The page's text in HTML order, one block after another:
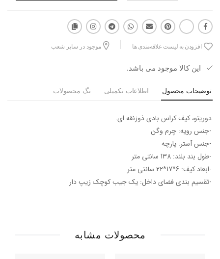
افزودن به لیست علاقه‌مندی ها موجود در سایر شعب
این کالا موجود می باشد.
توضیحات محصول اطلاعات تکمیلی تگ محصولات
دوریتو، کیف کراس بادی ذوزنقه ای.
-جنس رویه: چرم وگن
-جنس آستر: پارچه
-طول بند بلند: 138 سانتی متر
-ابعاد کیف: 6*17*22 سانتی متر
-تقسیم بندی فضای داخل: یک جیب کوچک زیپ دار
محصولات مشابه